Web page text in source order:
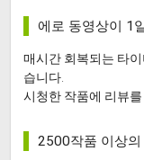
에로 동영상이 1
매시간 회복되는 타
습니다.
시청한 작품에 리뷰
2500작품 이상